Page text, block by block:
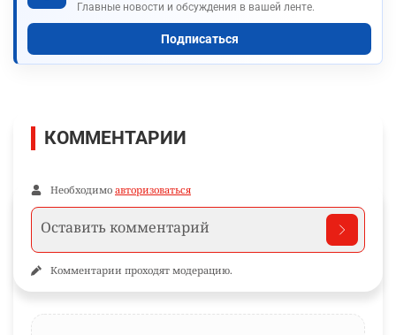
Главные новости и обсуждения в вашей ленте.
Подписаться
КОММЕНТАРИИ
Необходимо авторизоваться
Комментарии проходят модерацию.